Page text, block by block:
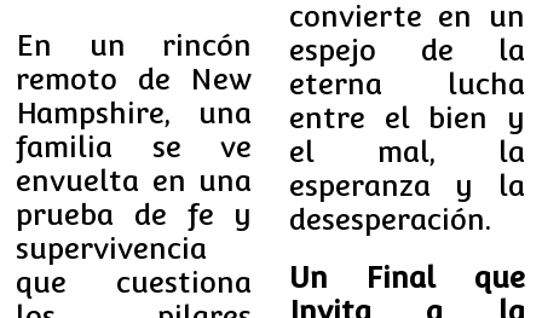
En un rincón
remoto de New
Hampshire, una
familia se ve
envuelta en una
prueba de fe y
supervivencia
que cuestiona
convierte en un
espejo de la
eterna lucha
entre el bien y
el mal, la
esperanza y la
desesperación.
Un Final que